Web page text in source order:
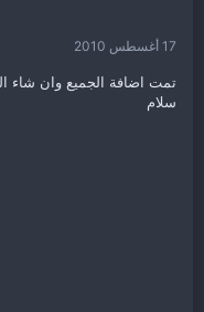
17 أغسطس 2010
تمت اضافة الجميع وان شاء
سلام